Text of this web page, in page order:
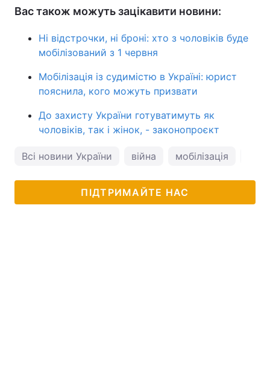
Вас також можуть зацікавити новини:
Ні відстрочки, ні броні: хто з чоловіків буде
мобілізований з 1 червня
Мобілізація із судимістю в Україні: юрист
пояснила, кого можуть призвати
До захисту України готуватимуть як
чоловіків, так і жінок, - законопроєкт
Всі новини України війна мобілізація
ПІДТРИМАЙТЕ НАС